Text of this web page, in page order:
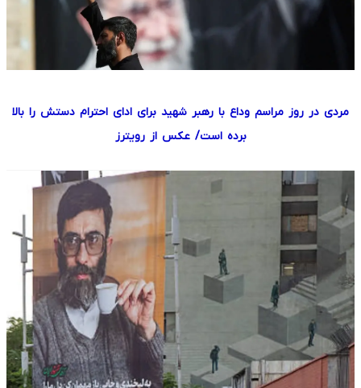
مردی در روز مراسم وداع با رهبر شهید برای ادای احترام دستش را بالا
برده است/ عکس از رویترز